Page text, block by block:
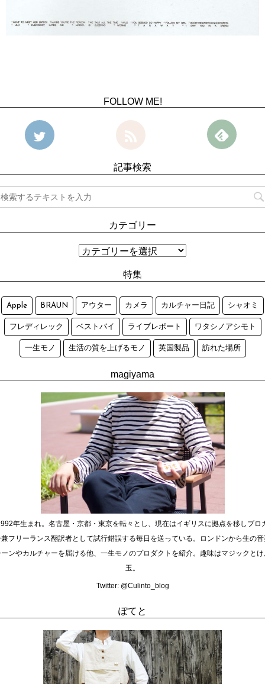
FOLLOW ME!
記事検索
カテゴリー
特集
Apple BRAUN アウター カメラ カルチャー日記 シャオミ
フレディレック ベストバイ ライブレポート ワタシノアシモト
一生モノ 生活の質を上げるモノ 英国製品 訪れた場所
magiyama
年生まれ。名古屋・京都・東京を転々とし、現在はイギリスに拠点を移しブロ
フリーランス翻訳者として試行錯誤する毎日を送っている。ロンドンから生の
ンやカルチャーを届ける他、一生モノのプロダクトを紹介。趣味はマジックと
玉。
Twitter: @Culinto_blog
ぽてと